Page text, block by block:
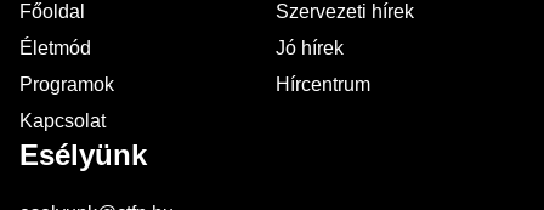
Főoldal
Szervezeti hírek
Életmód
Jó hírek
Programok
Hírcentrum
Kapcsolat
Esélyünk